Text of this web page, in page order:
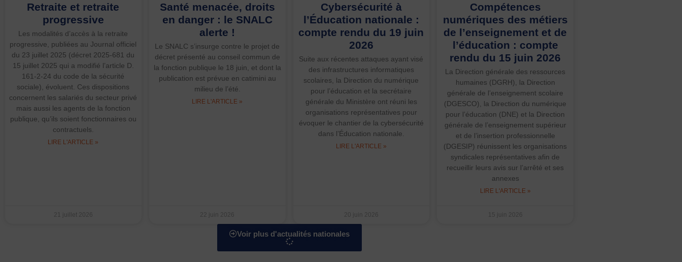
Retraite et retraite
progressive
Les modalités d’accès à la retraite
progressive, publiées au Journal officiel
du 23 juillet 2025 (décret 2025-681 du
15 juillet 2025 qui a modifié l’article D.
161-2-24 du code de la sécurité
sociale), évoluent. Ces dispositions
concernent les salariés du secteur privé
mais aussi les agents de la fonction
publique, qu’ils soient fonctionnaires ou
contractuels.
LIRE L'ARTICLE »
21 juillet 2026
Santé menacée, droits
en danger : le SNALC
alerte !
Le SNALC s’insurge contre le projet de
décret présenté au conseil commun de
la fonction publique le 18 juin, et dont la
publication est prévue en catimini au
milieu de l’été.
LIRE L'ARTICLE »
22 juin 2026
Cybersécurité à
l’Éducation nationale :
compte rendu du 19 juin
2026
Suite aux récentes attaques ayant visé
des infrastructures informatiques
scolaires, la Direction du numérique
pour l’éducation et la secrétaire
générale du Ministère ont réuni les
organisations représentatives pour
évoquer le chantier de la cybersécurité
dans l’Éducation nationale.
LIRE L'ARTICLE »
20 juin 2026
Compétences
numériques des métiers
de l’enseignement et de
l’éducation : compte
rendu du 15 juin 2026
La Direction générale des ressources
humaines (DGRH), la Direction
générale de l’enseignement scolaire
(DGESCO), la Direction du numérique
pour l’éducation (DNE) et la Direction
générale de l’enseignement supérieur
et de l’insertion professionnelle
(DGESIP) réunissent les organisations
syndicales représentatives afin de
recueillir leurs avis sur l’arrêté et ses
annexes
LIRE L'ARTICLE »
15 juin 2026
Voir plus d'actualités nationales